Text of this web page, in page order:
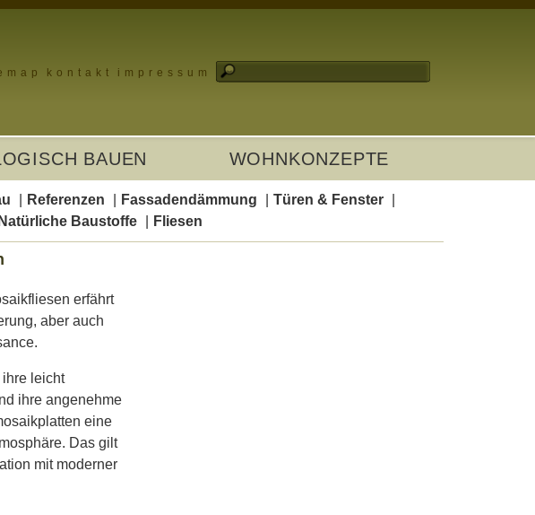
kontakt impressum
BAUEN WOHNKONZEPTE
Referenzen Fassadendämmung
Türen & Fenster
Natürliche Baustoffe Fliesen
erfährt
aber auch
ihre leicht
ihre angenehme
eine
Das gilt
mit moderner